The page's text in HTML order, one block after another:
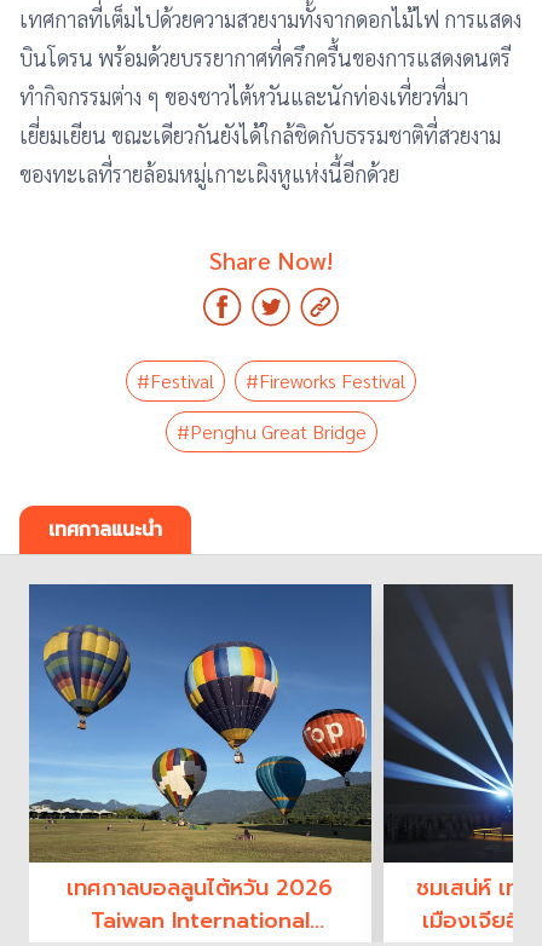
เทศกาลที่เต็มไปด้วยความสวยงามทั้งจากดอกไม้ไฟ การแสดง
บินโดรน พร้อมด้วยบรรยากาศที่ครึกครื้นของการแสดงดนตรี
ทำกิจกรรมต่าง ๆ ของชาวไต้หวันและนักท่องเที่ยวที่มา
เยี่ยมเยียน ขณะเดียวกันยังได้ใกล้ชิดกับธรรมชาติที่สวยงาม
ของทะเลที่รายล้อมหมู่เกาะเผิงหูแห่งนี้อีกด้วย
Share Now!
#Festival
#Fireworks Festival
#Penghu Great Bridge
เทศกาลแนะนำ
เทศกาลบอลลูนไต้หวัน 2026
Taiwan International
ชมเสน่ห์ เท
เมืองเจียอี้